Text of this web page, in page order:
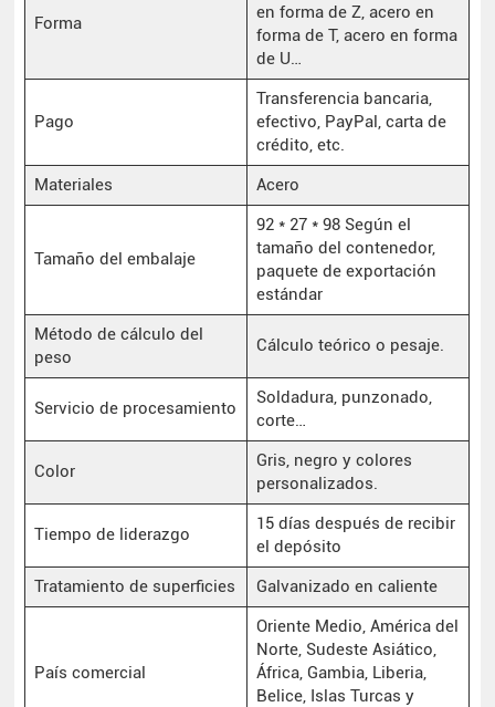
Forma
en forma de Z, acero en
forma de T, acero en forma
de U…
Pago
Transferencia bancaria,
efectivo, PayPal, carta de
crédito, etc.
Materiales
Acero
Tamaño del embalaje
92 * 27 * 98 Según el
tamaño del contenedor,
paquete de exportación
estándar
Método de cálculo del
peso
Cálculo teórico o pesaje.
Servicio de procesamiento
Soldadura, punzonado,
corte…
Color
Gris, negro y colores
personalizados.
Tiempo de liderazgo
15 días después de recibir
el depósito
Tratamiento de superficies
Galvanizado en caliente
País comercial
Oriente Medio, América del
Norte, Sudeste Asiático,
África, Gambia, Liberia,
Belice, Islas Turcas y